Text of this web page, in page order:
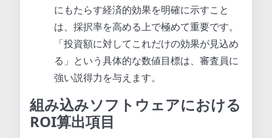
にもたらす経済的効果を明確に示すこと
は、採択率を高める上で極めて重要です。
「投資額に対してこれだけの効果が見込め
る」という具体的な数値目標は、審査員に
強い説得力を与えます。
組み込みソフトウェアにおける
ROI算出項目